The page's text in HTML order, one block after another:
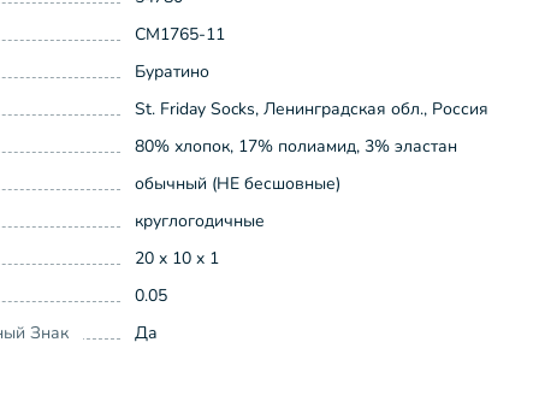
СМ1765-11
Буратино
St. Friday Socks, Ленинградская обл., Россия
80% хлопок, 17% полиамид, 3% эластан
обычный (НЕ бесшовные)
круглогодичные
20 x 10 x 1
0.05
Знак
Да